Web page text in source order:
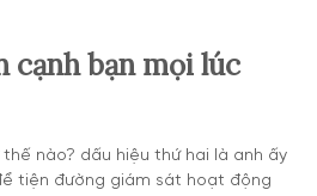
cạnh bạn mọi lúc
nào? dấu hiệu thứ hai là anh ấy
tiện đường giám sát hoạt động